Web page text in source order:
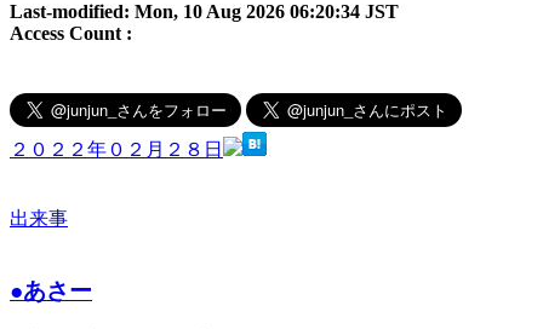
Last-modified: Mon, 10 Aug 2026 06:20:34 JST
Access Count :
２０２２年０２月２８日
出来事
●あさー